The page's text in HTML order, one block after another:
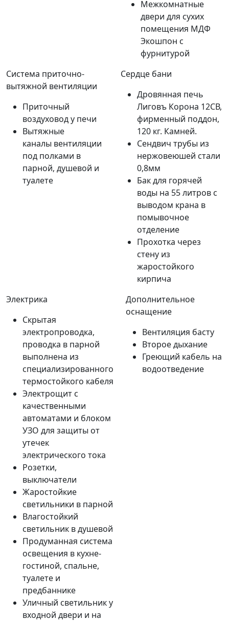
Межкомнатные
двери для сухих
помещения МДФ
Экошпон с
фурнитурой
Система приточно-
вытяжной вентиляции
Приточный
воздуховод у печи
Вытяжные
каналы вентиляции
под полками в
парной, душевой и
туалете
Сердце бани
Дровянная печь
Лиговъ Корона 12СВ,
фирменный поддон,
120 кг. Камней.
Сендвич трубы из
нержовеюшей стали
0,8мм
Бак для горячей
воды на 55 литров с
выводом крана в
помывочное
отделение
Прохотка через
стену из
жаростойкого
кирпича
Электрика
Скрытая
электропроводка,
проводка в парной
выполнена из
специализированного
термостойкого кабеля
Электрощит с
качественными
автоматами и блоком
УЗО для защиты от
утечек
электрического тока
Розетки,
выключатели
Жаростойкие
светильники в парной
Влагостойкий
светильник в душевой
Продуманная система
освещения в кухне-
гостиной, спальне,
туалете и
предбаннике
Уличный светильник у
входной двери и на
Дополнительное
оснащение
Вентиляция басту
Второе дыхание
Греющий кабель на
водоотведение